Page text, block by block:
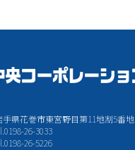
手県花巻市東宮野目第11地割5番地
26-3033
26-5226